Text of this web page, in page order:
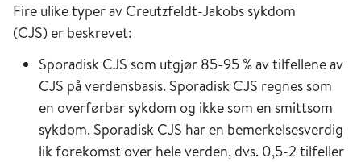
Fire ulike typer av Creutzfeldt-Jakobs sykdom
(CJS) er beskrevet:
Sporadisk CJS som utgjør 85-95 % av tilfellene av
CJS på verdensbasis. Sporadisk CJS regnes som
en overførbar sykdom og ikke som en smittsom
sykdom. Sporadisk CJS har en bemerkelsesverdig
lik forekomst over hele verden, dvs. 0,5-2 tilfeller